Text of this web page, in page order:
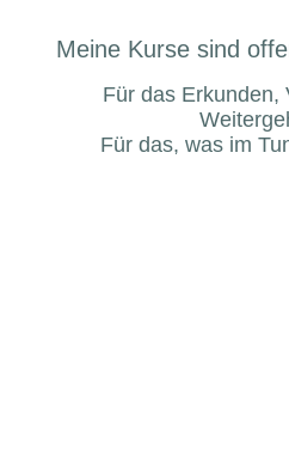
Meine Kurse sind
Für das Erkunden,
Für das, was im